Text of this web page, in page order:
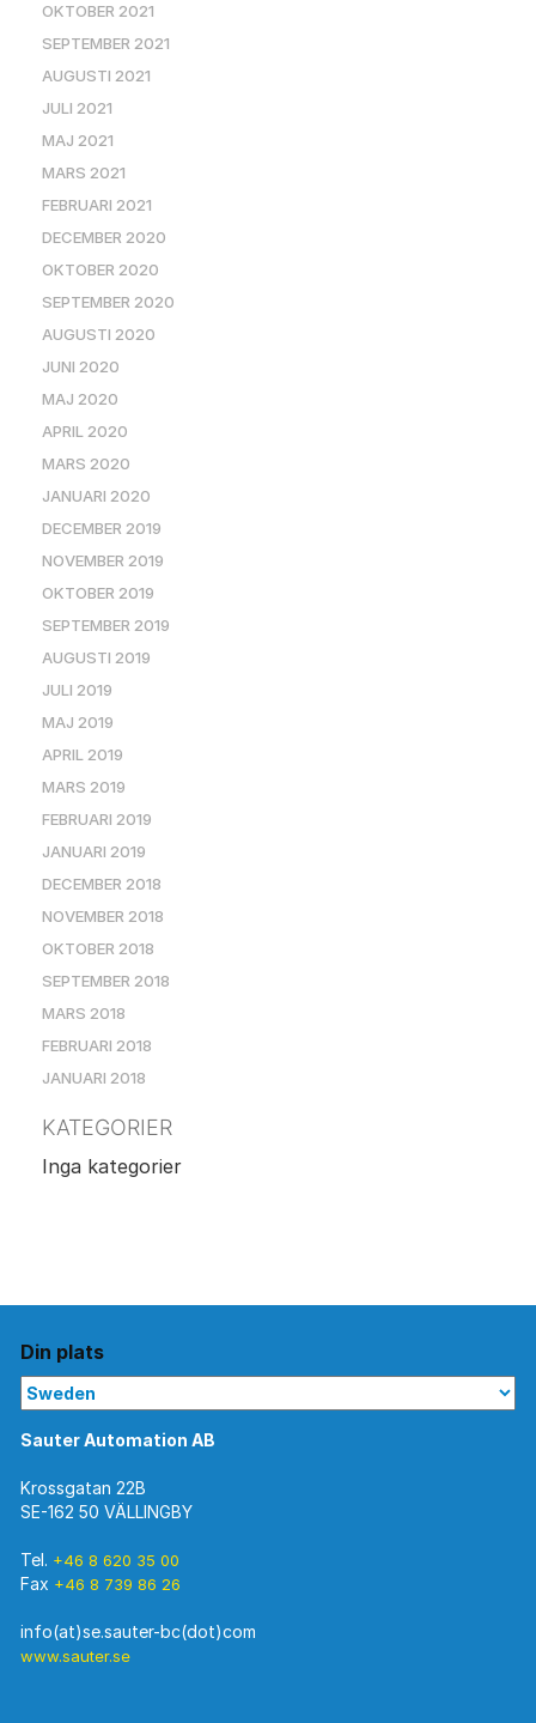
OKTOBER 2021
SEPTEMBER 2021
AUGUSTI 2021
JULI 2021
MAJ 2021
MARS 2021
FEBRUARI 2021
DECEMBER 2020
OKTOBER 2020
SEPTEMBER 2020
AUGUSTI 2020
JUNI 2020
MAJ 2020
APRIL 2020
MARS 2020
JANUARI 2020
DECEMBER 2019
NOVEMBER 2019
OKTOBER 2019
SEPTEMBER 2019
AUGUSTI 2019
JULI 2019
MAJ 2019
APRIL 2019
MARS 2019
FEBRUARI 2019
JANUARI 2019
DECEMBER 2018
NOVEMBER 2018
OKTOBER 2018
SEPTEMBER 2018
MARS 2018
FEBRUARI 2018
JANUARI 2018
KATEGORIER
Inga kategorier
Din plats
Sauter Automation AB
Krossgatan 22B
SE-162 50 VÄLLINGBY
Tel. +46 8 620 35 00
Fax +46 8 739 86 26
www.sauter.se